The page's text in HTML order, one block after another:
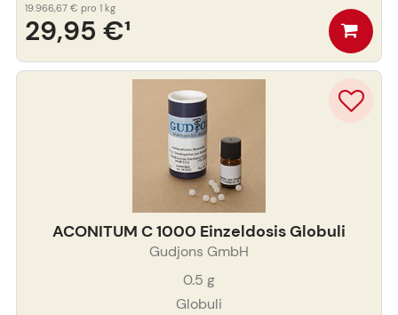
29,95 €¹
19.966,67 € pro 1 kg
ACONITUM C 1000 Einzeldosis Globuli
Gudjons GmbH
0.5 g
Globuli